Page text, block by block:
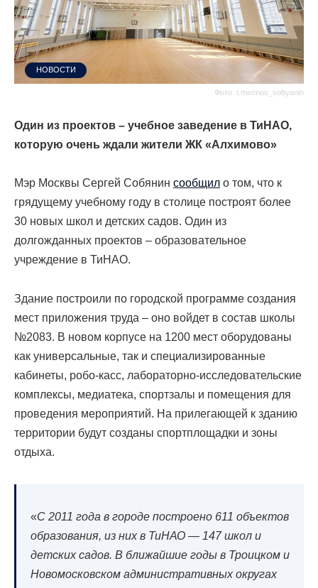
Фото: t.me/mos_sobyanin
НОВОСТИ
Один из проектов – учебное заведение в ТиНАО,
которую очень ждали жители ЖК «Алхимово»
Мэр Москвы Сергей Собянин сообщил о том, что к
грядущему учебному году в столице построят более
30 новых школ и детских садов. Один из
долгожданных проектов – образовательное
учреждение в ТиНАО.
Здание построили по городской программе создания
мест приложения труда – оно войдет в состав школы
№2083. В новом корпусе на 1200 мест оборудованы
как универсальные, так и специализированные
кабинеты, робо-касс, лабораторно-исследовательские
комплексы, медиатека, спортзалы и помещения для
проведения мероприятий. На прилегающей к зданию
территории будут созданы спортплощадки и зоны
отдыха.
«С 2011 года в городе построено 611 объектов
образования, из них в ТиНАО — 147 школ и
детских садов. В ближайшие годы в Троицком и
Новомосковском административных округах